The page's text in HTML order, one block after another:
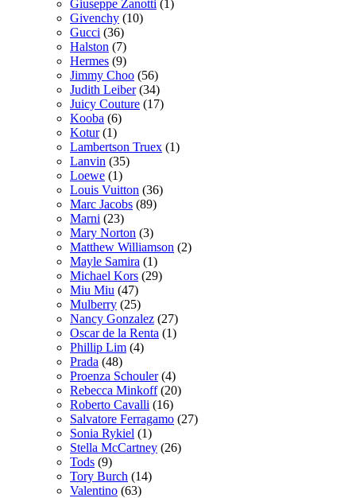
Giuseppe Zanotti (1)
Givenchy (10)
Gucci (36)
Halston (7)
Hermes (9)
Jimmy Choo (56)
Judith Leiber(34)
Juicy Couture (17)
Kooba (6)
Kotur(1)
Lambertson Truex (1)
Lanvin (35)
Loewe (1)
Louis Vuitton (36)
Marc Jacobs (89)
Marni (23)
Mary Norton (3)
Matthew Williamson (2)
Mayle Samira (1)
Michael Kors (29)
Miu Miu (47)
Mulberry (25)
Nancy Gonzalez (27)
Oscar de la Renta (1)
Phillip Lim (4)
Prada (48)
Proenza Schouler(4)
Rebecca Minkoff(20)
Roberto Cavalli (16)
Salvatore Ferragamo (27)
Sonia Rykiel (1)
Stella McCartney (26)
Tods (9)
Tory Burch (14)
Valentino (63)